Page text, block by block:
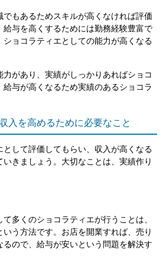
でもあるためスキルが高くなければ評価
給与を高くするためには勤務経験豊富で
ョコラティエとしての能力が高くなる
があり、実績がしっかりあればショコ
与が高くなるため実績のあるショコラ
入を高めるために必要なこと
として評価してもらい、収入が高くなる
きましょう。大切なことは、実績作り
多くのショコラティエが行うことは、
う方法です。お店を開業すれば、売り
ので、給与が安いという問題を解決す